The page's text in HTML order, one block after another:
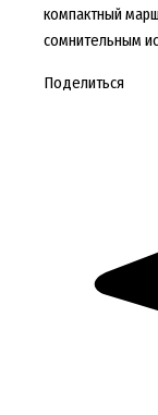
компактный
сомнительным
Поделиться